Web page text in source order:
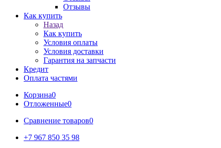
Отзывы
Как купить
Назад
Как купить
Условия оплаты
Условия доставки
Гарантия на запчасти
Кредит
Оплата частями
Корзина0
Отложенные0
Сравнение товаров0
+7 967 850 35 98